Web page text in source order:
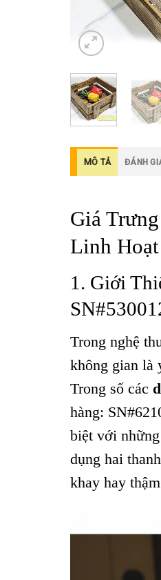
MÔ TẢ ĐÁNH
Giá
Linh
1. Giới
Trong nghệ
không gian là
Trong số các
hàng:
biệt với
dụng hai
khay hay